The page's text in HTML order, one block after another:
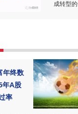
成转型
年终数
年A股
率